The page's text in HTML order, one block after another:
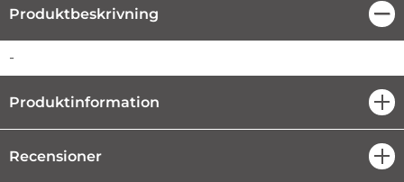
Produktbeskrivning
Produktbeskrivning
-
Produktinformation
Recensioner